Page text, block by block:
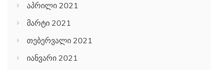
აპრილი 2021
მარტი 2021
თებერვალი 2021
იანვარი 2021